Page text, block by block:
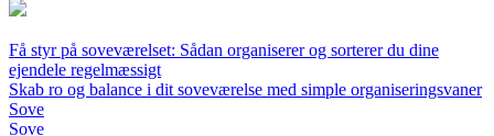
Få styr på soveværelset: Sådan organiserer og sorterer du dine
ejendele regelmæssigt
Skab ro og balance i dit soveværelse med simple organiseringsvaner
Sove
Sove